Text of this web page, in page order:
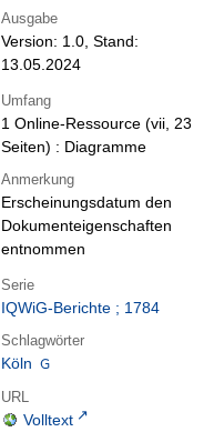
Ausgabe
Version: 1.0, Stand:
13.05.2024
Umfang
1 Online-Ressource (vii, 23
Seiten) : Diagramme
Anmerkung
Erscheinungsdatum den
Dokumenteigenschaften
entnommen
Serie
IQWiG-Berichte ; 1784
Schlagwörter
Köln
URL
Volltext